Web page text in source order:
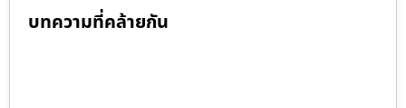
บทความที่คล้ายกัน